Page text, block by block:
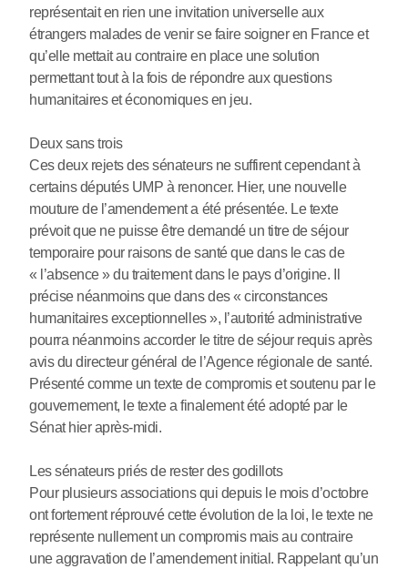
représentait en rien une invitation universelle aux
étrangers malades de venir se faire soigner en France et
qu’elle mettait au contraire en place une solution
permettant tout à la fois de répondre aux questions
humanitaires et économiques en jeu.
Deux sans trois
Ces deux rejets des sénateurs ne suffirent cependant à
certains députés UMP à renoncer. Hier, une nouvelle
mouture de l’amendement a été présentée. Le texte
prévoit que ne puisse être demandé un titre de séjour
temporaire pour raisons de santé que dans le cas de
« l’absence » du traitement dans le pays d’origine. Il
précise néanmoins que dans des « circonstances
humanitaires exceptionnelles », l’autorité administrative
pourra néanmoins accorder le titre de séjour requis après
avis du directeur général de l’Agence régionale de santé.
Présenté comme un texte de compromis et soutenu par le
gouvernement, le texte a finalement été adopté par le
Sénat hier après-midi.
Les sénateurs priés de rester des godillots
Pour plusieurs associations qui depuis le mois d’octobre
ont fortement réprouvé cette évolution de la loi, le texte ne
représente nullement un compromis mais au contraire
une aggravation de l’amendement initial. Rappelant qu’un